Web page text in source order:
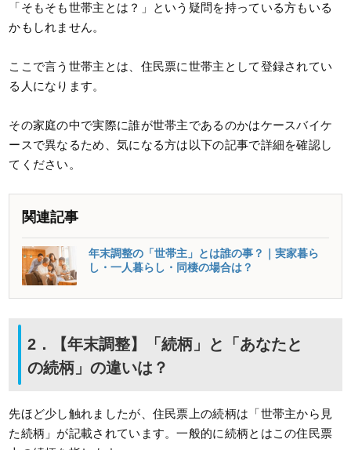
「そもそも世帯主とは？」という疑問を持っている方もいる
かもしれません。
ここで言う世帯主とは、住民票に世帯主として登録されてい
る人になります。
その家庭の中で実際に誰が世帯主であるのかはケースバイケ
ースで異なるため、気になる方は以下の記事で詳細を確認し
てください。
関連記事
年末調整の「世帯主」とは誰の事？｜実家暮ら
し・一人暮らし・同棲の場合は？
2．【年末調整】「続柄」と「あなたと
の続柄」の違いは？
先ほど少し触れましたが、住民票上の続柄は「世帯主から見
た続柄」が記載されています。一般的に続柄とはこの住民票